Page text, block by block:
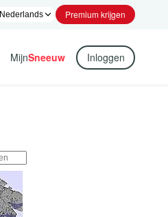
Premium krijgen
MijnSneeuw Inloggen